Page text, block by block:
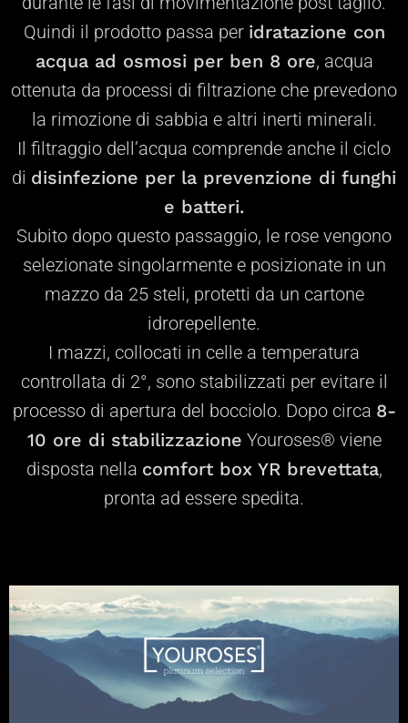
Quindi il prodotto passa per idratazione con
acqua ad osmosi per ben 8 ore, acqua
ottenuta da processi di filtrazione che prevedono
la rimozione di sabbia e altri inerti minerali.
Il filtraggio dell’acqua comprende anche il ciclo
di disinfezione per la prevenzione di funghi
e batteri.
Subito dopo questo passaggio, le rose vengono
selezionate singolarmente e posizionate in un
mazzo da 25 steli, protetti da un cartone
idrorepellente.
I mazzi, collocati in celle a temperatura
controllata di 2°, sono stabilizzati per evitare il
processo di apertura del bocciolo. Dopo circa 8-
10 ore di stabilizzazione Youroses® viene
disposta nella comfort box YR brevettata,
pronta ad essere spedita.